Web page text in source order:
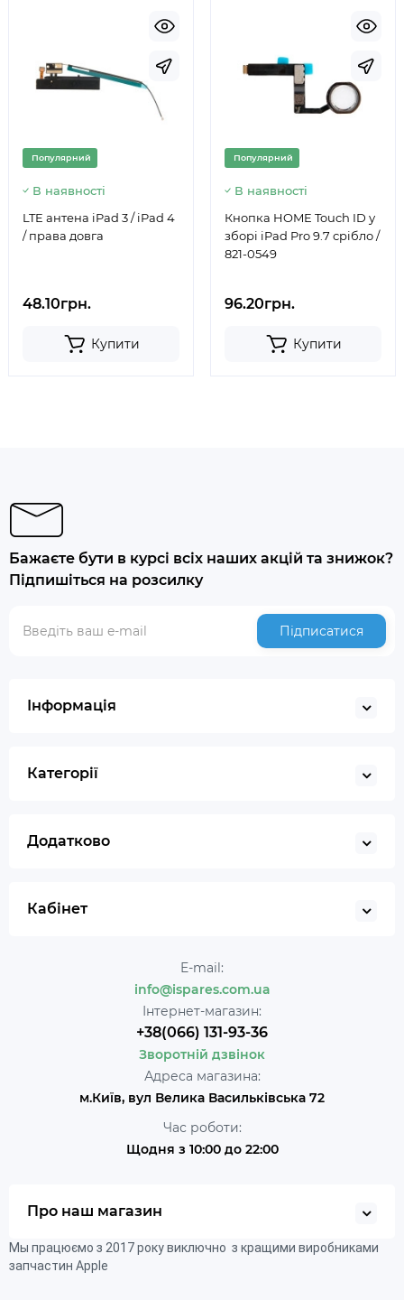
Популярний
В наявності
LTE антена iPad 3 / iPad 4
/ права довга
48.10грн.
Купити
Популярний
В наявності
Кнопка HOME Touch ID у
зборі iPad Pro 9.7 срібло /
821-0549
96.20грн.
Купити
Бажаєте бути в курсі всіх наших акцій та знижок?
Підпишіться на розсилку
Підписатися
Інформація
Категорії
Додатково
Кабінет
E-mail:
info@ispares.com.ua
Інтернет-магазин:
+38(066) 131-93-36
Зворотній дзвінок
Адреса магазина:
м.Київ, вул Велика Васильківська 72
Час роботи:
Щодня з 10:00 до 22:00
Про наш магазин
Мы працюємо з 2017 року виключно з кращими виробниками
запчастин Apple